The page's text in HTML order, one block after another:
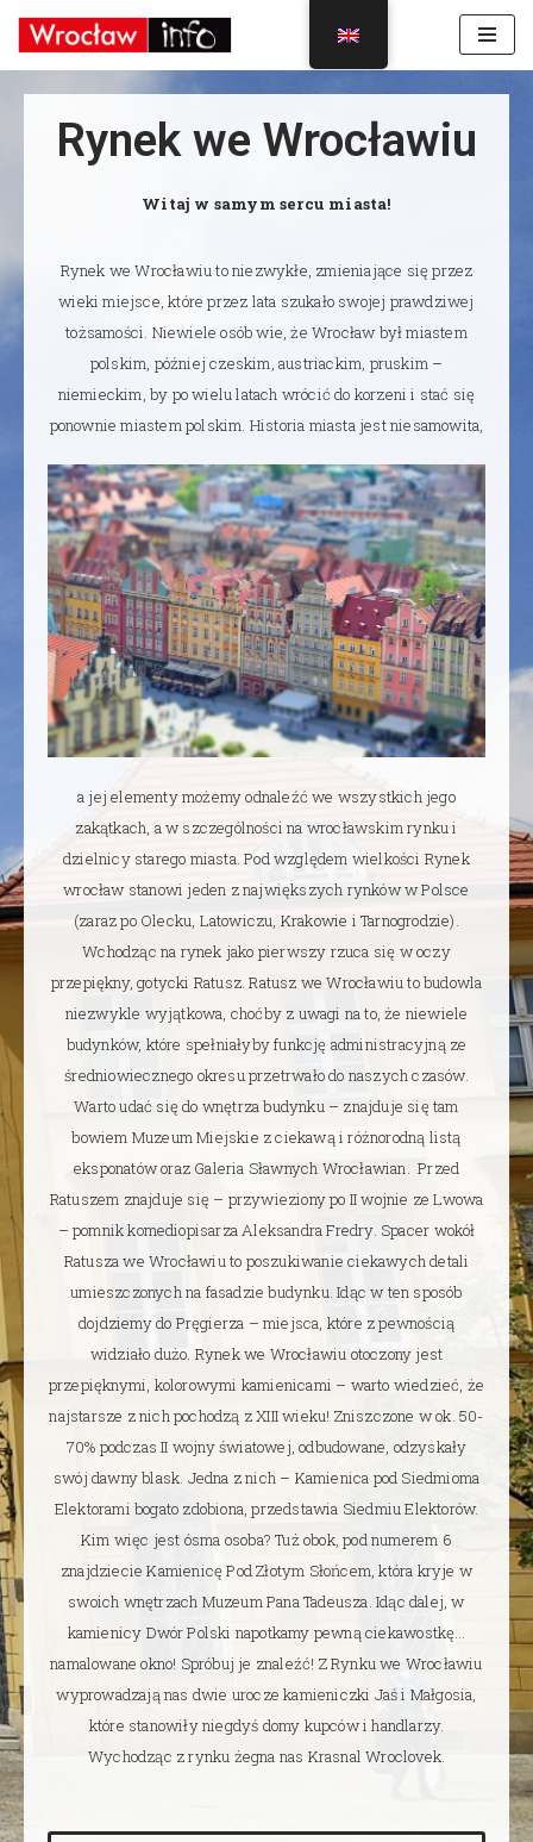
to
contentRynek we Wrocławiu
Witaj w samym sercu miasta!
Rynek we Wrocławiu to niezwykłe, zmieniające się przez
wieki miejsce, które przez lata szukało swojej prawdziwej
tożsamości. Niewiele osób wie, że Wrocław był miastem
polskim, później czeskim, austriackim, pruskim –
niemieckim, by po wielu latach wrócić do korzeni i stać się
ponownie miastem polskim. Historia miasta jest niesamowita,
a jej elementy możemy odnaleźć we wszystkich jego
zakątkach, a w szczególności na wrocławskim rynku i
dzielnicy starego miasta. Pod względem wielkości Rynek
wrocław stanowi jeden z największych rynków w Polsce
(zaraz po Olecku, Latowiczu, Krakowie i Tarnogrodzie).
Wchodząc na rynek jako pierwszy rzuca się w oczy
przepiękny, gotycki Ratusz. Ratusz we Wrocławiu to budowla
niezwykle wyjątkowa, choćby z uwagi na to, że niewiele
budynków, które spełniałyby funkcję administracyjną ze
średniowiecznego okresu przetrwało do naszych czasów.
Warto udać się do wnętrza budynku – znajduje się tam
bowiem Muzeum Miejskie z ciekawą i różnorodną listą
eksponatów oraz Galeria Sławnych Wrocławian. Przed
Ratuszem znajduje się – przywieziony po II wojnie ze Lwowa
– pomnik komediopisarza Aleksandra Fredry. Spacer wokół
Ratusza we Wrocławiu to poszukiwanie ciekawych detali
umieszczonych na fasadzie budynku. Idąc w ten sposób
dojdziemy do Pręgierza – miejsca, które z pewnością
widziało dużo. Rynek we Wrocławiu otoczony jest
przepięknymi, kolorowymi kamienicami – warto wiedzieć, że
najstarsze z nich pochodzą z XIII wieku! Zniszczone w ok. 50-
70% podczas II wojny światowej, odbudowane, odzyskały
swój dawny blask. Jedna z nich – Kamienica pod Siedmioma
Elektorami bogato zdobiona, przedstawia Siedmiu Elektorów.
Kim więc jest ósma osoba? Tuż obok, pod numerem 6
znajdziecie Kamienicę Pod Złotym Słońcem, która kryje w
swoich wnętrzach Muzeum Pana Tadeusza. Idąc dalej, w
kamienicy Dwór Polski napotkamy pewną ciekawostkę…
namalowane okno! Spróbuj je znaleźć! Z Rynku we Wrocławiu
wyprowadzają nas dwie urocze kamieniczki Jaś i Małgosia,
które stanowiły niegdyś domy kupców i handlarzy.
Wychodząc z rynku żegna nas Krasnal Wroclovek.